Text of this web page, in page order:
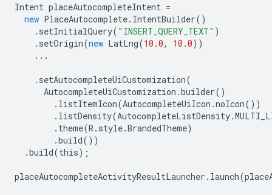
Intent placeAutocompleteIntent =
new PlaceAutocomplete. IntentBuilder()
. setInitialQuery( "INSERT_QUERY_TEXT" )
. setOrigin(new LatLng(10.0, 10.0))
...
. setAutocompleteUiCustomization(
AutocompleteUiCustomization .builder()
. listItemIcon(AutocompleteUiIcon .noIcon())
. listDensity(AutocompleteListDensity.
. theme(R . style.BrandedTheme)
.build())
.build(this);
placeAutocompleteActivityResultLauncher . launch(